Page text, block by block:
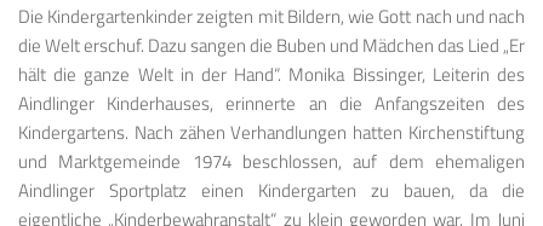
Die Kindergartenkinder zeigten mit Bildern, wie Gott nach und nach
die Welt erschuf. Dazu sangen die Buben und Mädchen das Lied „Er
hält die ganze Welt in der Hand“. Monika Bissinger, Leiterin des
Aindlinger Kinderhauses, erinnerte an die Anfangszeiten des
Kindergartens. Nach zähen Verhandlungen hatten Kirchenstiftung
und Marktgemeinde 1974 beschlossen, auf dem ehemaligen
Aindlinger Sportplatz einen Kindergarten zu bauen, da die
eigentliche „Kinderbewahranstalt“ zu klein geworden war. Im Juni